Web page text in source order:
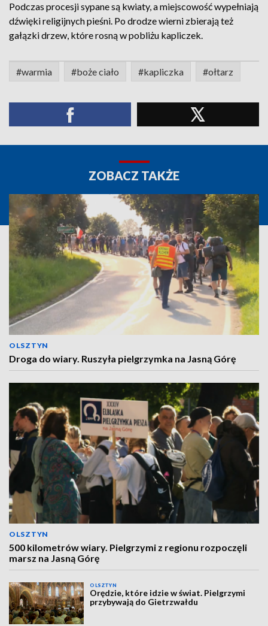
Podczas procesji sypane są kwiaty, a miejscowość wypełniają
dźwięki religijnych pieśni. Po drodze wierni zbierają też
gałązki drzew, które rosną w pobliżu kapliczek.
#warmia #boże ciało #kapliczka #ołtarz
ZOBACZ TAKŻE
OLSZTYN
Droga do wiary. Ruszyła pielgrzymka na Jasną Górę
OLSZTYN
500 kilometrów wiary. Pielgrzymi z regionu rozpoczęli
marsz na Jasną Górę
OLSZTYN
Orędzie, które idzie w świat. Pielgrzymi
przybywają do Gietrzwałdu